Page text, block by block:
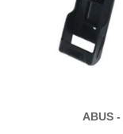
ABUS